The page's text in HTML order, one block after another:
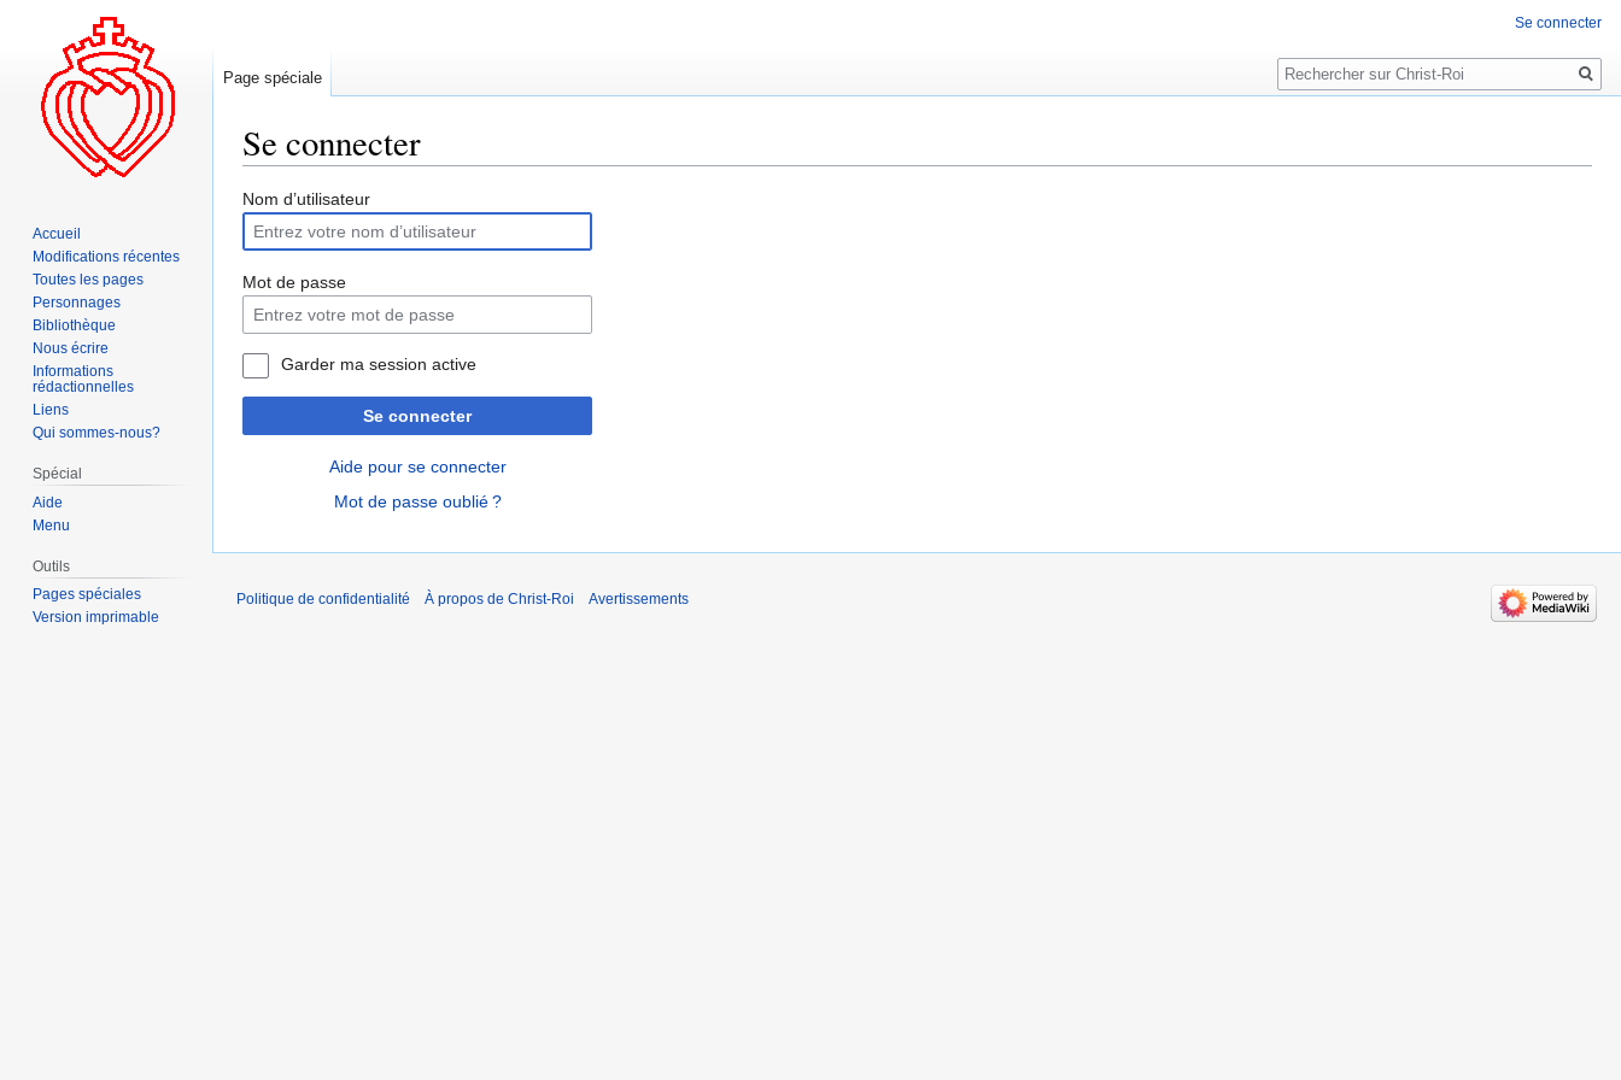
Se connecter
Aller
la
navigation
Aller
la
recherche
Nom d’utilisateur
Mot de passe
Garder ma session active
Se connecter
Aide pour se connecter
Mot de passe oublié ?
Se connecter
Page spéciale
Rechercher
Accueil
Modifications récentes
Toutes les pages
Personnages
Bibliothèque
Nous écrire
Informations
rédactionnelles
Liens
Qui sommes-nous?
Spécial
Aide
Menu
Outils
Pages spéciales
Version imprimable
Politique de confidentialité À propos de Christ-Roi Avertissements